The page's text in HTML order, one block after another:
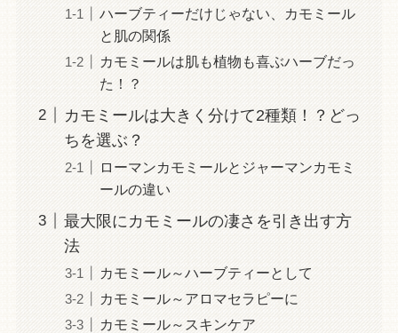
ハーブティーだけじゃない、カモミール
と肌の関係
カモミールは肌も植物も喜ぶハーブだっ
た！？
カモミールは大きく分けて2種類！？どっ
ちを選ぶ？
ローマンカモミールとジャーマンカモミ
ールの違い
最大限にカモミールの凄さを引き出す方
法
カモミール～ハーブティーとして
カモミール～アロマセラピーに
カモミール～スキンケア